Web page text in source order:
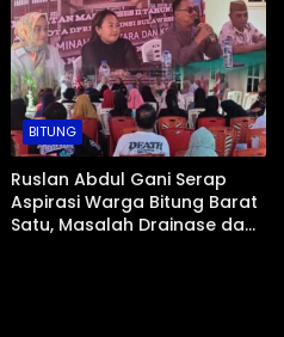
BITUNG
Ruslan Abdul Gani Serap
Aspirasi Warga Bitung Barat
Satu, Masalah Drainase dan